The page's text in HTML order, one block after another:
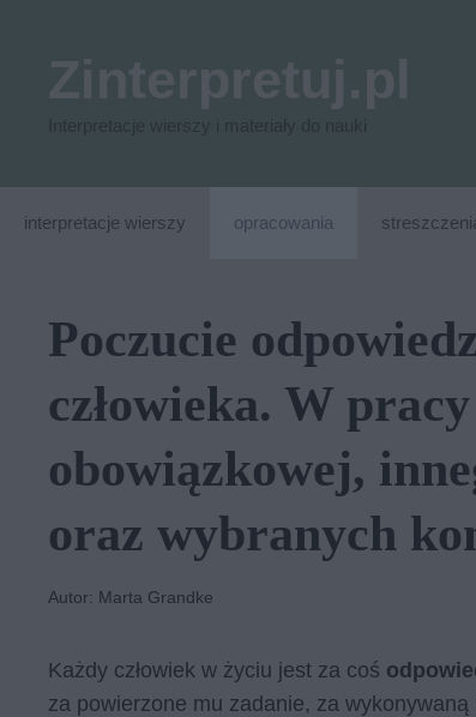
interpretacje wierszy opracowania
Poczucie
człowieka. W
obowiązkowej,
oraz wybranych
Autor: Marta Grandke
Każdy człowiek w życiu jest za coś
za powierzone mu zadanie, za